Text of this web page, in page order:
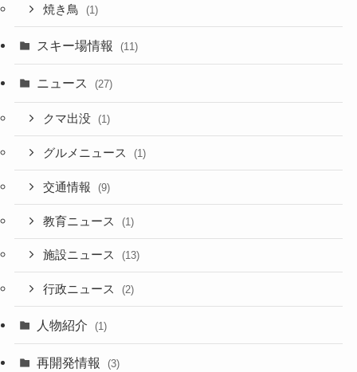
焼き鳥 (1)
スキー場情報 (11)
ニュース (27)
クマ出没 (1)
グルメニュース (1)
交通情報 (9)
教育ニュース (1)
施設ニュース (13)
行政ニュース (2)
人物紹介 (1)
再開発情報 (3)